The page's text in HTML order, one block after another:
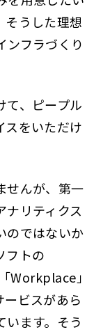
そうした理想
ンフラづくり
て、ピープル
スをいただけ
せんが、第一
ナリティクス
のではないか
フトの
Workplace」
ビスがあら
ます。そう